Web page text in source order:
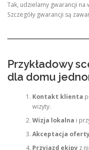
Tak, udzielamy gwarancji
Szczegóły gwarancji są
Przykładowy
dla domu
Kontakt klienta
wizyty.
Wizja lokalna i
Akceptacja
Przyjazd ekipyz